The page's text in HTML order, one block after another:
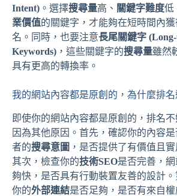
Intent) 。選擇搜尋量高、 關鍵字難度低
業價值的關鍵字，才能夠在短時間內
名。同時，也要注意長尾關鍵字
Keywords) ，這些關鍵字的搜尋量雖然
具有更高的轉換率。
我的網站內容都是原創的，為什麼排名
即使你的網站內容都是原創的，排名
因為其他原因。首先，確認你的內容是
者的搜尋意圖 ，是否提供了有價值且實
其次，檢查你的技術SEO是否完善，
夠快，是否具有行動裝置友善的設計
你的外部連結是否足夠，是否有來自